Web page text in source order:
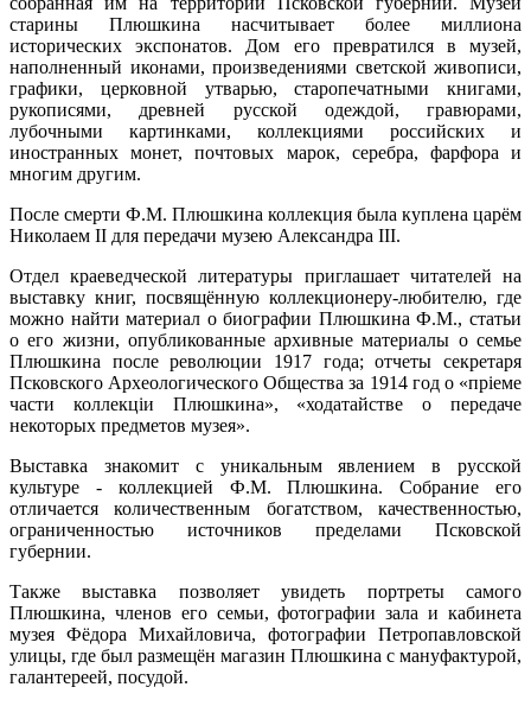
старины Плюшкина насчитывает более миллиона
исторических экспонатов. Дом его превратился в музей,
наполненный иконами, произведениями светской живописи,
графики, церковной утварью, старопечатными книгами,
рукописями, древней русской одеждой, гравюрами,
лубочными картинками, коллекциями российских и
иностранных монет, почтовых марок, серебра, фарфора и
многим другим.
После смерти Ф.М. Плюшкина коллекция была куплена царём
Николаем II для передачи музею Александра III.
Отдел краеведческой литературы приглашает читателей на
выставку книг, посвящённую коллекционеру-любителю, где
можно найти материал о биографии Плюшкина Ф.М., статьи
о его жизни, опубликованные архивные материалы о семье
Плюшкина после революции 1917 года; отчеты секретаря
Псковского Археологического Общества за 1914 год о «прiеме
части коллекцiи Плюшкина», «ходатайстве о передаче
некоторых предметов музея».
Выставка знакомит с уникальным явлением в русской
культуре - коллекцией Ф.М. Плюшкина. Собрание его
отличается количественным богатством, качественностью,
ограниченностью источников пределами Псковской
губернии.
Также выставка позволяет увидеть портреты самого
Плюшкина, членов его семьи, фотографии зала и кабинета
музея Фёдора Михайловича, фотографии Петропавловской
улицы, где был размещён магазин Плюшкина с мануфактурой,
галантереей, посудой.